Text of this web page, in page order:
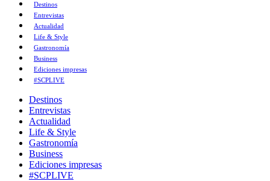
Destinos
Entrevistas
Actualidad
Life & Style
Gastronomía
Business
Ediciones impresas
#SCPLIVE
Destinos
Entrevistas
Actualidad
Life & Style
Gastronomía
Business
Ediciones impresas
#SCPLIVE